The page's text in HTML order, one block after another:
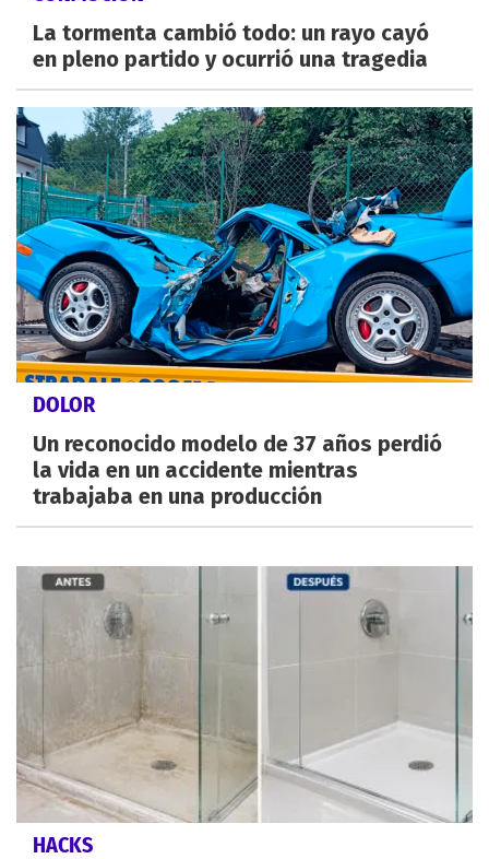
La tormenta cambió todo: un rayo cayó
en pleno partido y ocurrió una tragedia
DOLOR
Un reconocido modelo de 37 años perdió
la vida en un accidente mientras
trabajaba en una producción
HACKS